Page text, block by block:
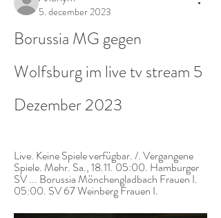
5. december 2023
Borussia MG gegen
Wolfsburg im live tv stream 5
Dezember 2023
Live. Keine Spiele verfügbar. /. Vergangene
Spiele. Mehr. Sa., 18.11. 05:00. Hamburger
SV ... Borussia Mönchengladbach Frauen I.
05:00. SV 67 Weinberg Frauen I.